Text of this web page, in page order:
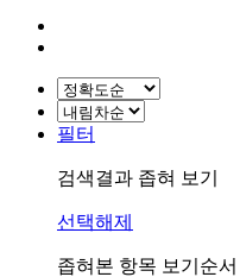
필터
검색결과 좁혀 보기
선택해제
좁혀본 항목 보기순서